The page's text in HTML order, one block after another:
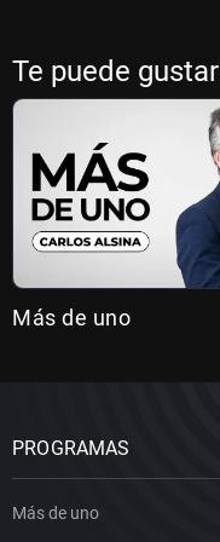
Te puede gustar
Más de uno
PROGRAMAS
Más de uno